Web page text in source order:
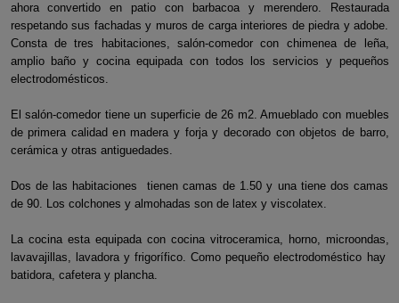
ahora convertido en patio con barbacoa y merendero. Restaurada
respetando sus fachadas y muros de carga interiores de piedra y adobe.
Consta de tres habitaciones, salón-comedor con chimenea de leña,
amplio baño y cocina equipada con todos los servicios y pequeños
electrodomésticos.
El salón-comedor tiene un superficie de 26 m2. Amueblado con muebles
de primera calidad en madera y forja y decorado con objetos de barro,
cerámica y otras antiguedades.
Dos de las habitaciones tienen camas de 1.50 y una tiene dos camas
de 90. Los colchones y almohadas son de latex y viscolatex.
La cocina esta equipada con cocina vitroceramica, horno, microondas,
lavavajillas, lavadora y frigorífico. Como pequeño electrodoméstico hay
batidora, cafetera y plancha.